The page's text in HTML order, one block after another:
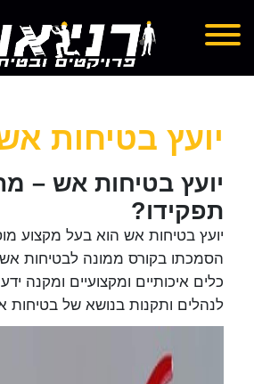
לומדה
הדרכות
מכתבי המלצה
גלריה
בלוג
צור קשר
זקוקים לייעוץ
הבטיחות?
נשמח לעמוד לשירותכם!
יועץ בטיחות
יועץ בטיחות אש –
תפקידו?
יועץ בטיחות אש הוא בעל מקצוע
הסמכתו בקורס ממונה לבטיחות אש.
כלים איכותיים ומקצועיים ומקנה
לנהלים ותקנות בנושא של בטיחות